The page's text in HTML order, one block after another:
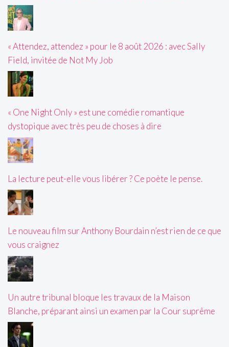
« Attendez, attendez » pour le 8 août 2026 : avec Sally
Field, invitée de Not My Job
« One Night Only » est une comédie romantique
dystopique avec très peu de choses à dire
La lecture peut-elle vous libérer ? Ce poète le pense.
Le nouveau film sur Anthony Bourdain n’est rien de ce que
vous craignez
Un autre tribunal bloque les travaux de la Maison
Blanche, préparant ainsi un examen par la Cour suprême